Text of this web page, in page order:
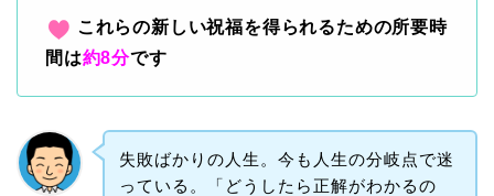
これらの新しい祝福を得られるための所要時
間は約8分です
失敗ばかりの人生。今も人生の分岐点で迷
っている。「どうしたら正解がわかるの